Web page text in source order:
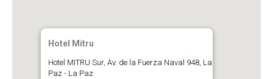
Hotel Mitru
Hotel MITRU Sur, Av. de la Fuerza Naval 948, La
Paz - La Paz